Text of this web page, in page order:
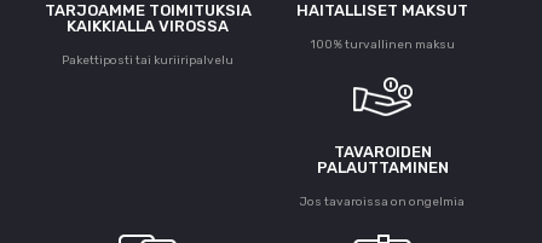
TARJOAMME TOIMITUKSIA
KAIKKIALLA VIROSSA
Pakettiposti tai kuriiripalvelu
HAITALLISET MAKSUT
100% turvallinen maksu
TAVAROIDEN
PALAUTTAMINEN
Jos tavaroissa on ongelmia